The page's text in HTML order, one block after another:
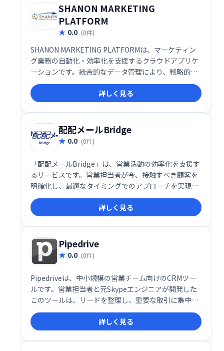
SHANON MARKETING
PLATFORM
0.0 (0件)
SHANON MARKETING PLATFORMは、マーケティン
グ業務の自動化・効率化を支援するクラウドアプリケ
ーションです。統合的なデータ管理により、戦略的な
コミュニケーションを実現し、効果的なマーケティン
グ戦略の立案と実行をサポートします。
詳しく見る
配配メールBridge
0.0 (0件)
「配配メールBridge」は、営業活動の効率化を支援す
るサービスです。営業担当者が今、接触すべき顧客を
明確化し、最適なタイミングでのアプローチを実現し
ます。シンプルな操作性と強力なインフラ、そして充
実したサポート体制で、営業活動をスムーズに進め、
成果最大化をサポートします。
詳しく見る
Pipedrive
0.0 (0件)
Pipedriveは、中小規模の営業チーム向けのCRMツー
ルです。営業担当者と元Skypeエンジニアが開発した
このツールは、リードを整理し、重要な取引に集中で
きるよう支援します。販売パイプラインを可視化し、
営業活動を効率化することで、売上向上に貢献しま
す。
詳しく見る